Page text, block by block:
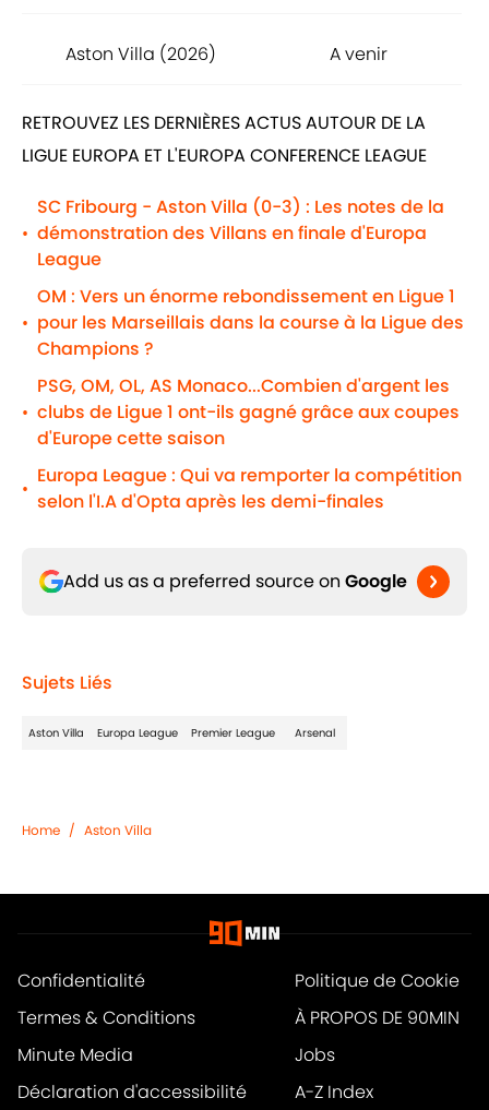
Aston Villa (2026) A venir
RETROUVEZ LES DERNIÈRES ACTUS AUTOUR DE LA
LIGUE EUROPA ET L'EUROPA CONFERENCE LEAGUE
•
SC Fribourg - Aston Villa (0-3) : Les notes de la
démonstration des Villans en finale d'Europa
League
•
OM : Vers un énorme rebondissement en Ligue 1
pour les Marseillais dans la course à la Ligue des
Champions ?
•
PSG, OM, OL, AS Monaco...Combien d'argent les
clubs de Ligue 1 ont-ils gagné grâce aux coupes
d'Europe cette saison
•
Europa League : Qui va remporter la compétition
selon l'I.A d'Opta après les demi-finales
Add us as a preferred source on Google
Sujets Liés
Aston Villa Europa League Premier League Arsenal
Home / Aston Villa
Confidentialité
Politique de Cookie
Termes & Conditions
À PROPOS DE 90MIN
Minute Media
Jobs
Déclaration d'accessibilité
A-Z Index